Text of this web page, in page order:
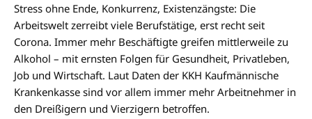
Stress ohne Ende, Konkurrenz, Existenzängste: Die
Arbeitswelt zerreibt viele Berufstätige, erst recht seit
Corona. Immer mehr Beschäftigte greifen mittlerweile zu
Alkohol – mit ernsten Folgen für Gesundheit, Privatleben,
Job und Wirtschaft. Laut Daten der KKH Kaufmännische
Krankenkasse sind vor allem immer mehr Arbeitnehmer in
den Dreißigern und Vierzigern betroffen.